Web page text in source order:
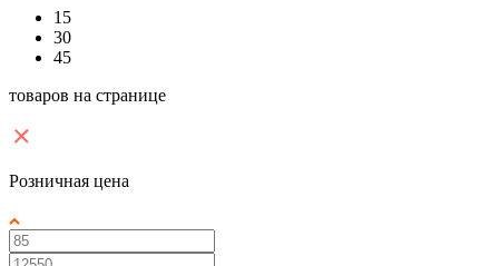
15
30
45
товаров на странице
Розничная цена